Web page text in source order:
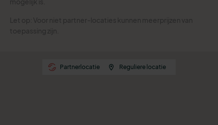
Partnerlocatie Reguliere locatie